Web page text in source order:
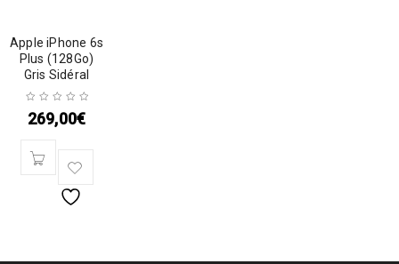
Apple iPhone 6s
Plus (128Go)
Gris Sidéral
269,00€